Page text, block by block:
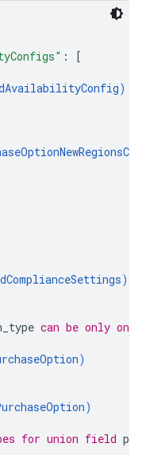
:
[
)
)
can be only
)
)
for union field